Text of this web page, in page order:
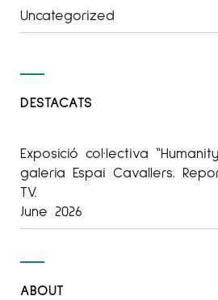
Uncategorized
DESTACATS
Exposició col·lectiva
galeria Espai Cavallers.
TV.
June 2026
ABOUT